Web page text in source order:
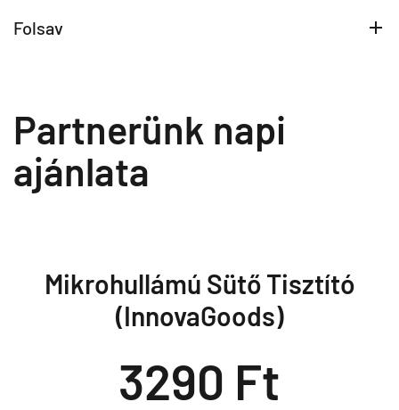
Folsav
Partnerünk napi
ajánlata
Mikrohullámú Sütő Tisztító
(InnovaGoods)
3290 Ft